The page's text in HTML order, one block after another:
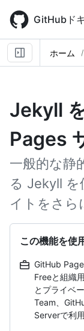
main
content
GitHubド
ホーム
Jekyll
Pages
一般的な静
る Jekyll を
イトをさら
この機能を使
GitHub
Freeと組織
とプライベ
Team、
Serverで利